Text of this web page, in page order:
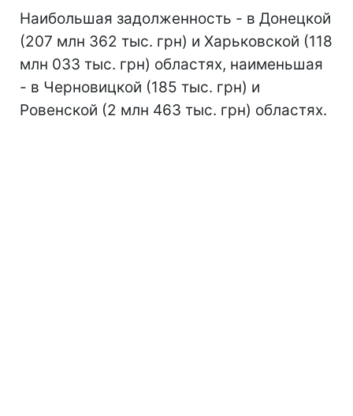
Наибольшая задолженность - в Донецкой
(207 млн 362 тыс. грн) и Харьковской (118
млн 033 тыс. грн) областях, наименьшая
- в Черновицкой (185 тыс. грн) и
Ровенской (2 млн 463 тыс. грн) областях.